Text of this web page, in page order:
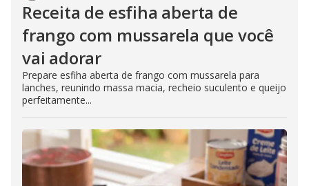
Receita de esfiha aberta de
frango com mussarela que você
vai adorar
Prepare esfiha aberta de frango com mussarela para
lanches, reunindo massa macia, recheio suculento e queijo
perfeitamente...